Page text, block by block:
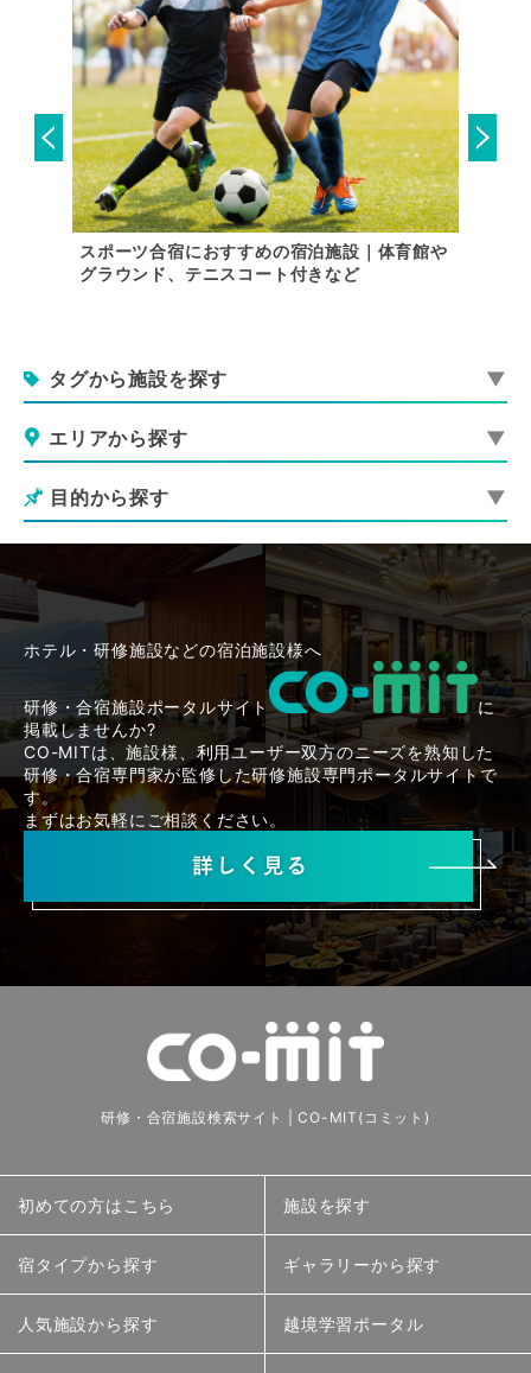
スポーツ合宿におすすめの宿泊施設｜体育館や
グラウンド、テニスコート付きなど
タグから施設を探す
エリアから探す
目的から探す
ホテル・研修施設などの宿泊施設様へ
研修・合宿施設ポータルサイト
に
掲載しませんか?
CO-MITは、施設様、利用ユーザー双方のニーズを熟知した
研修・合宿専門家が監修した研修施設専門ポータルサイトで
す。
まずはお気軽にご相談ください。
研修・合宿施設検索サイト | CO-MIT(コミット)
初めての方はこちら 施設を探す
宿タイプから探す ギャラリーから探す
人気施設から探す 越境学習ポータル